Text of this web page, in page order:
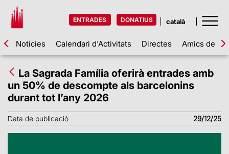
ENTRADES DONATIUS
Notícies Calendari d'Activitats Directes Amics de la
La Sagrada Família oferirà entrades amb
un 50% de descompte als barcelonins
durant tot l’any 2026
Data de publicació 29/12/25